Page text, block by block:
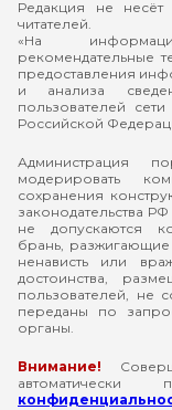
Редакция не несёт
читателей.
«На
рекомендательные
предоставления
и анализа
пользователей
Российской
Администрация
модерировать
сохранения
законодательства
не допускаются
брань,
ненависть или
достоинства,
пользователей, не
переданы по
органы.
Внимание!